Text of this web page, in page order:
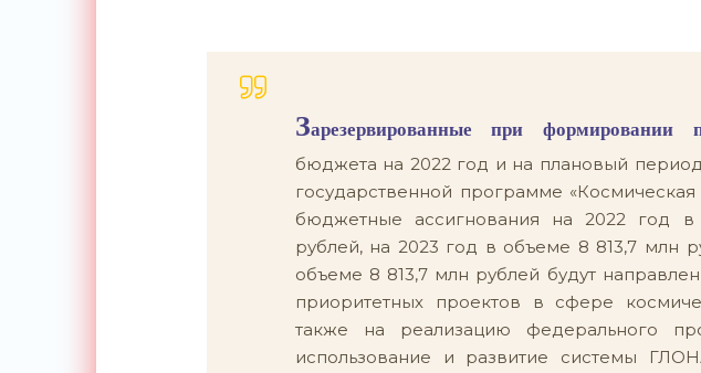
Зарезервированные при формировании
бюджета на 2022 год и на плановый
государственной программе «Космическая
бюджетные ассигнования на 2022 год
рублей, на 2023 год в объеме 8 813,7 млн
объеме 8 813,7 млн рублей будут
приоритетных проектов в сфере
также на реализацию федерального
использование и развитие системы